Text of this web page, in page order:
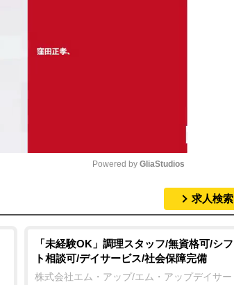
t
e
Powered by GliaStudios
求人検索
「未経験OK」調理スタッフ/無資格可/シフ
ト相談可/デイサービス/社会保障完備
株式会社エム・アップ/エム・アップデイサー